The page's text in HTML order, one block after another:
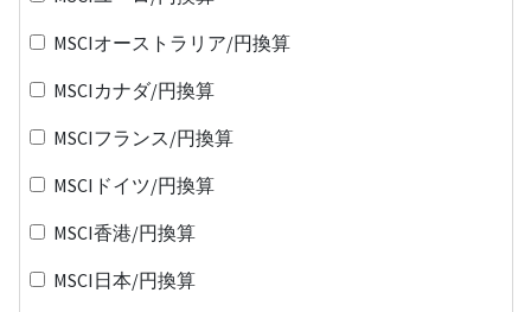
MSCIオーストラリア/円換算
MSCIカナダ/円換算
MSCIフランス/円換算
MSCIドイツ/円換算
MSCI香港/円換算
MSCI日本/円換算